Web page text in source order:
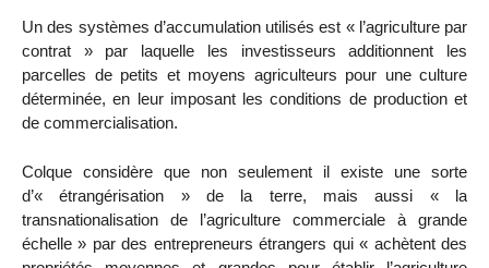
Un des systèmes d’accumulation utilisés est « l’agriculture par
contrat » par laquelle les investisseurs additionnent les
parcelles de petits et moyens agriculteurs pour une culture
déterminée, en leur imposant les conditions de production et
de commercialisation.
Colque considère que non seulement il existe une sorte
d’« étrangérisation » de la terre, mais aussi « la
transnationalisation de l’agriculture commerciale à grande
échelle » par des entrepreneurs étrangers qui « achètent des